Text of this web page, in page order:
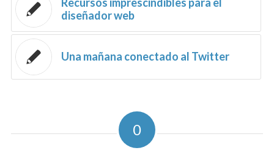
diseñador web
Una mañana conectado al Twitter
0